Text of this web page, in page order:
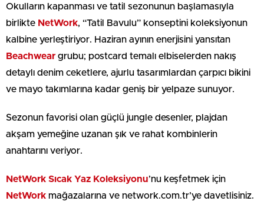
Okulların kapanması ve tatil sezonunun başlamasıyla
birlikte NetWork, “Tatil Bavulu” konseptini koleksiyonun
kalbine yerleştiriyor. Haziran ayının enerjisini yansıtan
Beachwear grubu; postcard temalı elbiselerden nakış
detaylı denim ceketlere, ajurlu tasarımlardan çarpıcı bikini
ve mayo takımlarına kadar geniş bir yelpaze sunuyor.
Sezonun favorisi olan güçlü jungle desenler, plajdan
akşam yemeğine uzanan şık ve rahat kombinlerin
anahtarını veriyor.
NetWork Sıcak Yaz Koleksiyonu’nu keşfetmek için
NetWork mağazalarına ve network.com.tr’ye davetlisiniz.